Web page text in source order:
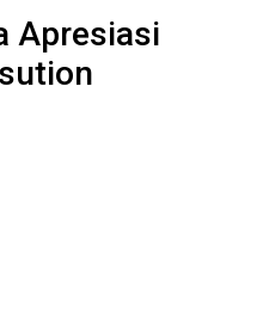
Apresiasi